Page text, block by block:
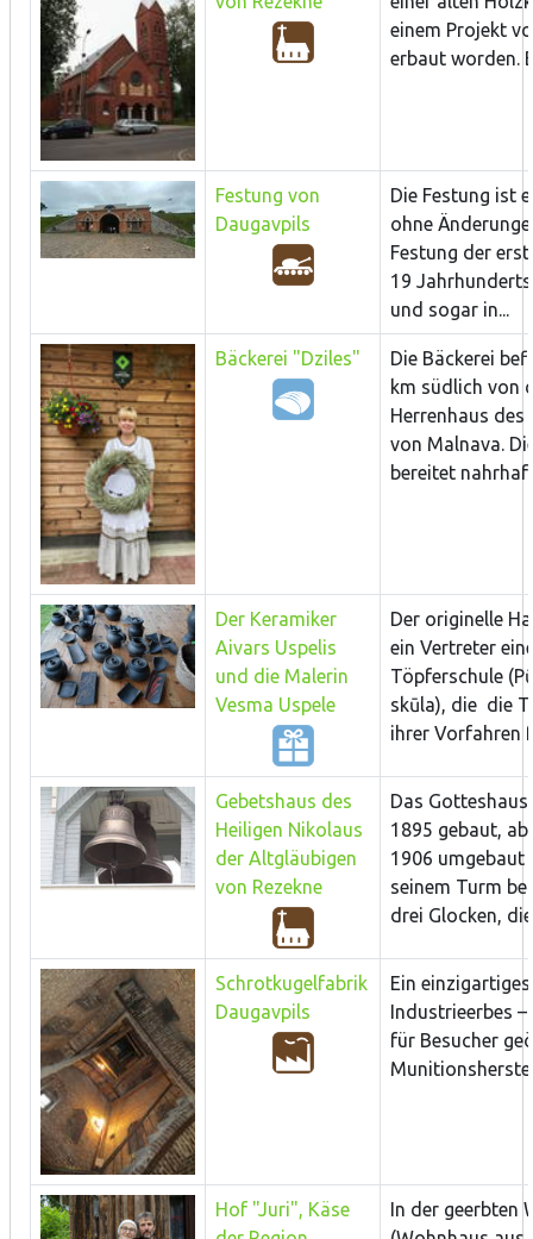
einem Projekt
erbaut worden.
Festung von
Daugavpils
Die Festung ist
ohne
Festung der
19
und sogar in...
Bäckerei "Dziles"
Die Bäckerei
km südlich von
Herrenhaus des
von Malnava.
bereitet
Der Keramiker
Aivars Uspelis
und die Malerin
Vesma Uspele
Der originelle
ein Vertreter
Töpferschule
skūla), die die
ihrer Vorfahren
Gebetshaus des
Heiligen Nikolaus
der Altgläubigen
von Rezekne
Das
1895 gebaut,
1906 umgebaut
seinem Turm
drei Glocken,
Schrotkugelfabrik
Daugavpils
Ein
Industrieerbes –
für Besucher
Hof "Juri", Käse
In der geerbten